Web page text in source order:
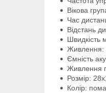
Вікова
Час
Відстань
Швидкість
Живлення:
Ємність
Живлення
Розмір:
Колір: